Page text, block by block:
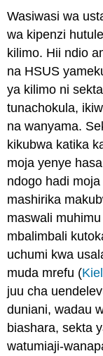
Wasiwasi wa
wa kipenzi
kilimo. Hii ndio
na HSUS
ya kilimo ni
tunachokula,
na wanyama.
kikubwa katika
moja yenye
ndogo hadi
mashirika
maswali
mbalimbali
uchumi kwa
muda mrefu (
juu cha
duniani, wadau
biashara, sekta
watumiaji-